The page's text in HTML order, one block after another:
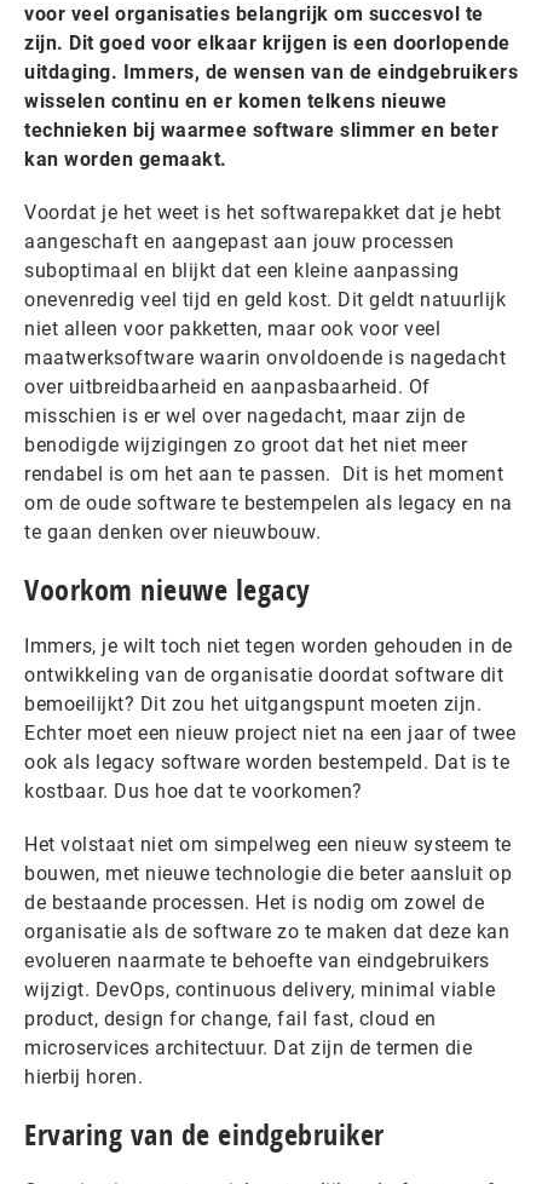
voor veel organisaties belangrijk om succesvol te
zijn. Dit goed voor elkaar krijgen is een doorlopende
uitdaging. Immers, de wensen van de eindgebruikers
wisselen continu en er komen telkens nieuwe
technieken bij waarmee software slimmer en beter
kan worden gemaakt.
Voordat je het weet is het softwarepakket dat je hebt
aangeschaft en aangepast aan jouw processen
suboptimaal en blijkt dat een kleine aanpassing
onevenredig veel tijd en geld kost. Dit geldt natuurlijk
niet alleen voor pakketten, maar ook voor veel
maatwerksoftware waarin onvoldoende is nagedacht
over uitbreidbaarheid en aanpasbaarheid. Of
misschien is er wel over nagedacht, maar zijn de
benodigde wijzigingen zo groot dat het niet meer
rendabel is om het aan te passen. Dit is het moment
om de oude software te bestempelen als legacy en na
te gaan denken over nieuwbouw.
Voorkom nieuwe legacy
Immers, je wilt toch niet tegen worden gehouden in de
ontwikkeling van de organisatie doordat software dit
bemoeilijkt? Dit zou het uitgangspunt moeten zijn.
Echter moet een nieuw project niet na een jaar of twee
ook als legacy software worden bestempeld. Dat is te
kostbaar. Dus hoe dat te voorkomen?
Het volstaat niet om simpelweg een nieuw systeem te
bouwen, met nieuwe technologie die beter aansluit op
de bestaande processen. Het is nodig om zowel de
organisatie als de software zo te maken dat deze kan
evolueren naarmate te behoefte van eindgebruikers
wijzigt. DevOps, continuous delivery, minimal viable
product, design for change, fail fast, cloud en
microservices architectuur. Dat zijn de termen die
hierbij horen.
Ervaring van de eindgebruiker